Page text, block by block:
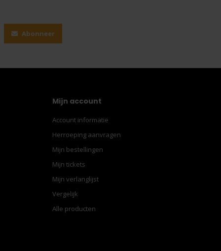
Abonneer
Mijn account
Account informatie
Herroeping aanvragen
Mijn bestellingen
Mijn tickets
Mijn verlanglijst
Vergelijk
Alle producten